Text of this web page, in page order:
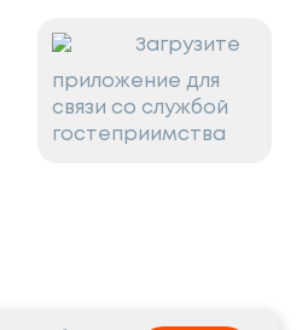
Загрузите
приложение для
связи со службой
гостеприимства